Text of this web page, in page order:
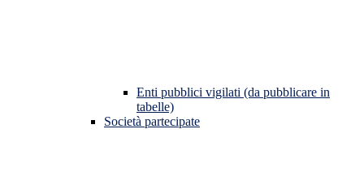
Enti pubblici vigilati (da pubblicare in
tabelle)
Società partecipate